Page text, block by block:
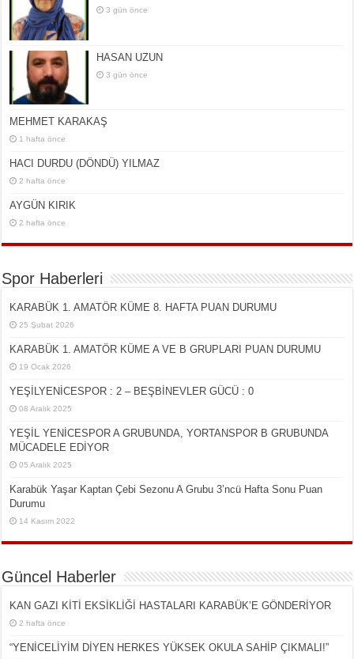
3 gün önce
HASAN UZUN
3 gün önce
MEHMET KARAKAŞ
1 hafta önce
HACI DURDU (DÖNDÜ) YILMAZ
2 hafta önce
AYGÜN KIRIK
2 hafta önce
Spor Haberleri
KARABÜK 1. AMATÖR KÜME 8. HAFTA PUAN DURUMU
25 Şubat 2026
KARABÜK 1. AMATÖR KÜME A VE B GRUPLARI PUAN DURUMU
19 Ocak 2026
YEŞİLYENİCESPOR : 2 – BEŞBİNEVLER GÜCÜ : 0
08 Aralık 2025
YEŞİL YENİCESPOR A GRUBUNDA, YORTANSPOR B GRUBUNDA
MÜCADELE EDİYOR
05 Aralık 2025
Karabük Yaşar Kaptan Çebi Sezonu A Grubu 3’ncü Hafta Sonu Puan
Durumu
14 Kasım 2022
Güncel Haberler
KAN GAZI KİTİ EKSİKLİĞİ HASTALARI KARABÜK’E GÖNDERİYOR
2 hafta önce
“YENİCELİYİM DİYEN HERKES YÜKSEK OKULA SAHİP ÇIKMALI!”